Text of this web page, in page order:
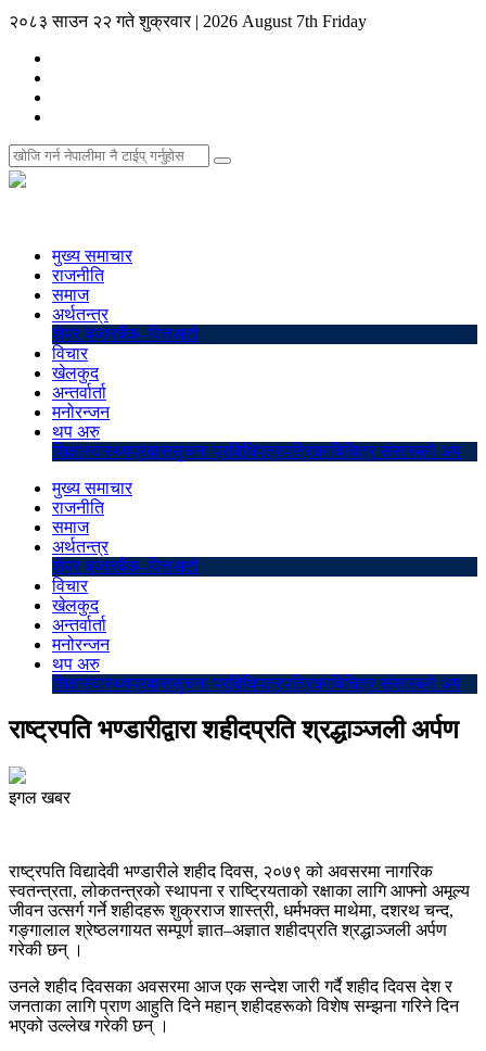
२०८३ साउन २२ गते शुक्रवार | 2026 August 7th Friday
मुख्य समाचार
राजनीति
समाज
अर्थतन्त्र
शेयर बजारबैंक–वित्तअटो
विचार
खेलकुद
अन्तर्वार्ता
मनोरन्जन
थप अरु
शिक्षास्वास्थ्यप्रवाससुचना प्रविधिपत्रपत्रिकाबिचित्र संसारब्लो अप
मुख्य समाचार
राजनीति
समाज
अर्थतन्त्र
शेयर बजारबैंक–वित्तअटो
विचार
खेलकुद
अन्तर्वार्ता
मनोरन्जन
थप अरु
शिक्षास्वास्थ्यप्रवाससुचना प्रविधिपत्रपत्रिकाबिचित्र संसारब्लो अप
राष्ट्रपति भण्डारीद्वारा शहीदप्रति श्रद्धाञ्जली अर्पण
इगल खबर
राष्ट्रपति विद्यादेवी भण्डारीले शहीद दिवस, २०७९ को अवसरमा नागरिक
स्वतन्त्रता, लोकतन्त्रको स्थापना र राष्ट्रियताको रक्षाका लागि आफ्नो अमूल्य
जीवन उत्सर्ग गर्ने शहीदहरू शुक्रराज शास्त्री, धर्मभक्त माथेमा, दशरथ चन्द,
गङ्गालाल श्रेष्ठलगायत सम्पूर्ण ज्ञात–अज्ञात शहीदप्रति श्रद्धाञ्जली अर्पण
गरेकी छन् ।
उनले शहीद दिवसका अवसरमा आज एक सन्देश जारी गर्दै शहीद दिवस देश र
जनताका लागि प्राण आहुति दिने महान् शहीदहरूको विशेष सम्झना गरिने दिन
भएको उल्लेख गरेकी छन् ।